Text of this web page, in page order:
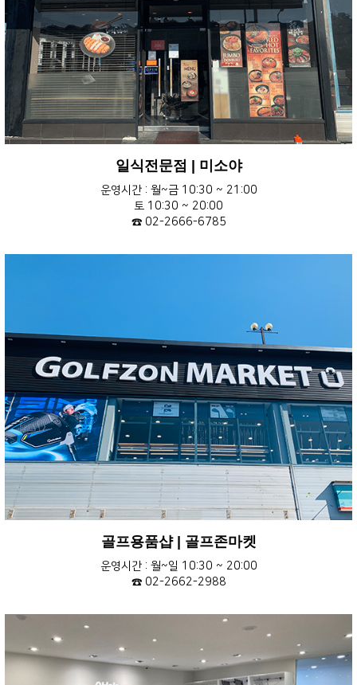
일식전문점 | 미소야
운영시간 : 월~금 10:30 ~ 21:00
토 10:30 ~ 20:00
☎ 02-2666-6785
골프용품샵 | 골프존마켓
운영시간 : 월~일 10:30 ~ 20:00
☎ 02-2662-2988